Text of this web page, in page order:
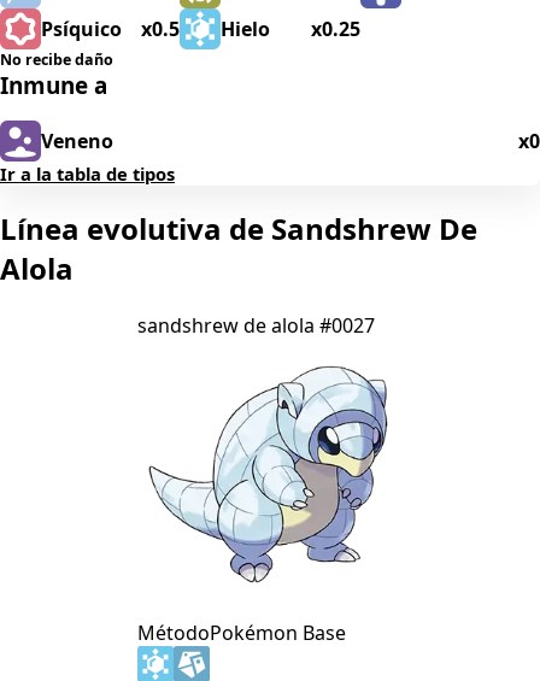
Psíquico
x0.5 Hielo x0.25
No recibe daño
Inmune a
Veneno x0
Ir a la tabla de tipos
Línea evolutiva de Sandshrew De
Alola
sandshrew de alola #0027
MétodoPokémon Base